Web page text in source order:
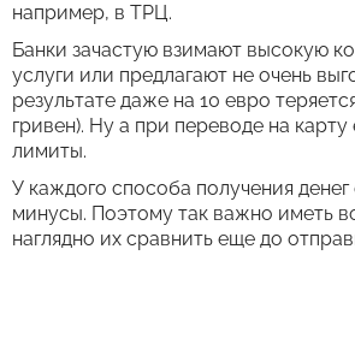
например, в ТРЦ.
Банки зачастую взимают высокую
услуги или предлагают не очень
результате даже на 10 евро
гривен). Ну а при переводе на
лимиты.
У каждого способа получения
минусы. Поэтому так важно иметь
наглядно их сравнить еще до